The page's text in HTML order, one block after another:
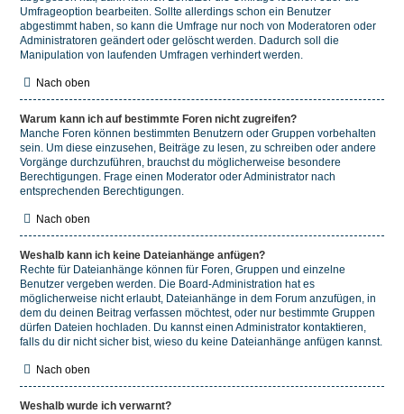
Umfrageoption bearbeiten. Sollte allerdings schon ein Benutzer
abgestimmt haben, so kann die Umfrage nur noch von Moderatoren oder
Administratoren geändert oder gelöscht werden. Dadurch soll die
Manipulation von laufenden Umfragen verhindert werden.
Nach oben
Warum kann ich auf bestimmte Foren nicht zugreifen?
Manche Foren können bestimmten Benutzern oder Gruppen vorbehalten
sein. Um diese einzusehen, Beiträge zu lesen, zu schreiben oder andere
Vorgänge durchzuführen, brauchst du möglicherweise besondere
Berechtigungen. Frage einen Moderator oder Administrator nach
entsprechenden Berechtigungen.
Nach oben
Weshalb kann ich keine Dateianhänge anfügen?
Rechte für Dateianhänge können für Foren, Gruppen und einzelne
Benutzer vergeben werden. Die Board-Administration hat es
möglicherweise nicht erlaubt, Dateianhänge in dem Forum anzufügen, in
dem du deinen Beitrag verfassen möchtest, oder nur bestimmte Gruppen
dürfen Dateien hochladen. Du kannst einen Administrator kontaktieren,
falls du dir nicht sicher bist, wieso du keine Dateianhänge anfügen kannst.
Nach oben
Weshalb wurde ich verwarnt?